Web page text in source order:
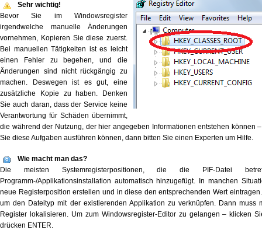
Sehr wichtig!
Bevor Sie im Windowsregister
irgendwelche manuelle Änderungen
vornehmen, Kopieren Sie diese zuerst.
Bei manuellen Tätigkeiten ist es leicht
einen Fehler zu begehen, und die
Änderungen sind nicht rückgängig zu
machen. Deswegen ist es gut, eine
zusätzliche Kopie zu haben. Denken
Sie auch daran, dass der Service keine
Verantwortung für Schäden übernimmt,
die während der Nutzung, der hier angegeben Informationen entstehen können
Sie diese Aufgaben ausführen können, dann bitten Sie einen Experten um Hilfe.
Wie macht man das?
Die meisten Systemregisterpositionen, die die PIF-Datei
Programm-/Applikationsinstallation automatisch hinzugefügt. In manchen
neue Registerposition erstellen und in diese den entsprechenden Wert
um den Dateityp mit der existierenden Applikation zu verknüpfen. Dann muss
Register lokalisieren. Um zum Windowsregister-Editor zu gelangen – klicken
drücken ENTER.